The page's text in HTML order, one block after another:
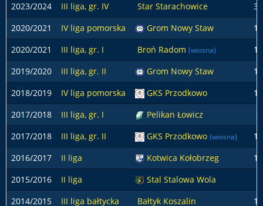
2023/2024
III liga, gr. IV Star Starachowice
31
2020/2021
IV liga pomorska Grom Nowy Staw
14
2020/2021
III liga, gr. I Broń Radom (wiosna)
11
2019/2020
III liga, gr. II Grom Nowy Staw
16
2018/2019
IV liga pomorska GKS Przodkowo
12
2017/2018
III liga, gr. I Pelikan Łowicz
9
2017/2018
III liga, gr. II GKS Przodkowo (wiosna)
14
2016/2017
II liga Kotwica Kołobrzeg
15
2015/2016
II liga
Stal Stalowa Wola
2014/2015
III liga bałtycka Bałtyk Koszalin 12